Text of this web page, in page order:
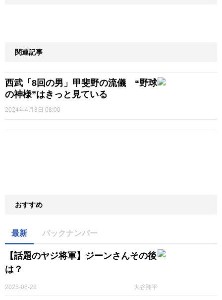
関連記事
西武「8回の男」甲斐野の流儀 “野球
の神様”はきっと見ている
2024年4月8日 08:00
おすすめ
最新 バックナンバー
【話題のヤジ将軍】ジーンさんその後
は？
大谷翔平
2025-08-28